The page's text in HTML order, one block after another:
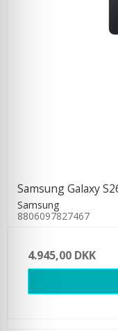
Samsung Galaxy
Samsung
8806097827467
4.945,00 DKK